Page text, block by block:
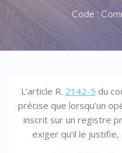
Code :
L’article R. 2142-5 du
précise que lorsqu’un
inscrit sur un registre
exiger qu’il le